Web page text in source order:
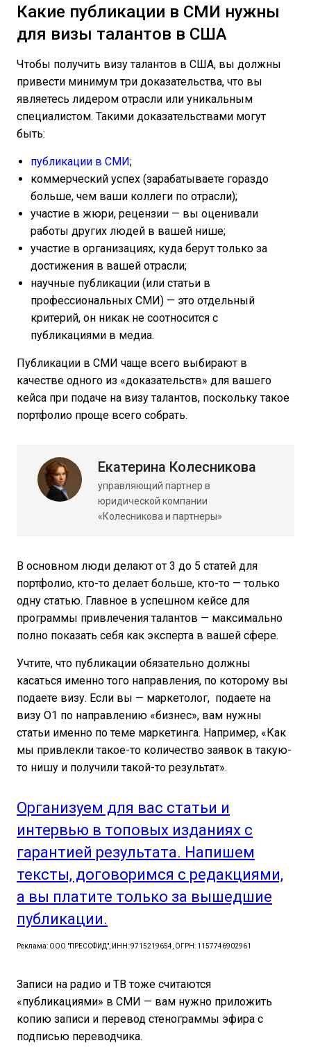
Какие публикации в СМИ нужны
для визы талантов в США
Чтобы получить визу талантов в США, вы должны
привести минимум три доказательства, что вы
являетесь лидером отрасли или уникальным
специалистом. Такими доказательствами могут
быть:
публикации в СМИ;
коммерческий успех (зарабатываете гораздо
больше, чем ваши коллеги по отрасли);
участие в жюри, рецензии — вы оценивали
работы других людей в вашей нише;
участие в организациях, куда берут только за
достижения в вашей отрасли;
научные публикации (или статьи в
профессиональных СМИ) — это отдельный
критерий, он никак не соотносится с
публикациями в медиа.
Публикации в СМИ чаще всего выбирают в
качестве одного из «доказательств» для вашего
кейса при подаче на визу талантов, поскольку такое
портфолио проще всего собрать.
Екатерина Колесникова
управляющий партнер в
юридической компании
«Колесникова и партнеры»
В основном люди делают от 3 до 5 статей для
портфолио, кто-то делает больше, кто-то — только
одну статью. Главное в успешном кейсе для
программы привлечения талантов — максимально
полно показать себя как эксперта в вашей сфере.
Учтите, что публикации обязательно должны
касаться именно того направления, по которому вы
подаете визу. Если вы — маркетолог, подаете на
визу О1 по направлению «бизнес», вам нужны
статьи именно по теме маркетинга. Например, «Как
мы привлекли такое-то количество заявок в такую-
то нишу и получили такой-то результат».
Организуем для вас статьи и
интервью в топовых изданиях с
гарантией результата. Напишем
тексты, договоримся с редакциями,
а вы платите только за вышедшие
публикации.
Реклама: ООО "ПРЕССФИД", ИНН: 9715219654, ОГРН: 1157746902961
Записи на радио и ТВ тоже считаются
«публикациями» в СМИ — вам нужно приложить
копию записи и перевод стенограммы эфира с
подписью переводчика.